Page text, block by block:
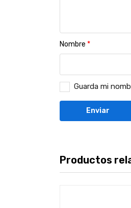
Nombre *
Guarda mi
Productos